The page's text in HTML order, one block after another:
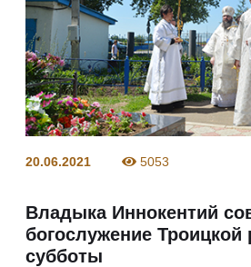
20.06.2021 5053
Владыка Иннокентий
богослужение Троицкой
субботы